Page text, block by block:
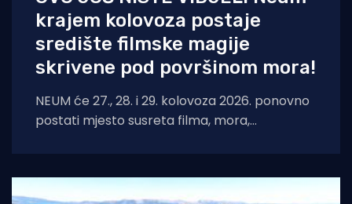
krajem kolovoza postaje
središte filmske magije
skrivene pod površinom mora!
NEUM će 27., 28. i 29. kolovoza 2026. ponovno
postati mjesto susreta filma, mora,